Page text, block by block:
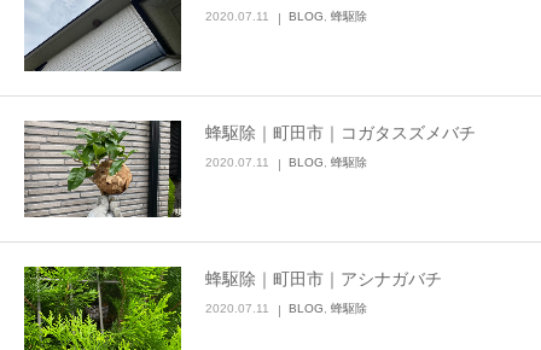
2020.07.11 BLOG 蜂駆除
蜂駆除｜町田市｜コガタスズメバチ
2020.07.11 BLOG 蜂駆除
蜂駆除｜町田市｜アシナガバチ
2020.07.11 BLOG 蜂駆除